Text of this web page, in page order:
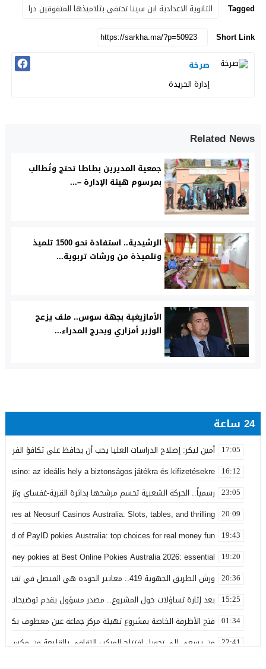
Tagged
التانوية الاعدادية ابن سينا تحتفي بثلاميذها المتفوقين درا
Short Link
صرخة
إدارة الحريدة
Related News
جمعية المديرين بطاطا تحتج وتُطالب
بمرسوم هيئة الإدارة –...
الرشيدية.. استفادة نحو 1500 تلميذ
وتلميذة من ورشات تربوية...
الأمازيغية بجهة سوس.. ملف يزعج
الوزير أمزاري ويحرج المدراء...
24 ساعة
17:05 أمين ليكر: إصلاح الدراسات العليا يجب أن يحافظ على تكافؤ الفرص
16:12
Casino: az ideális hely a biztonságos játékra és kifizetésekre
23:05 رسمياً.. الحركة الشعبية تحسم مرشحها بدائرة القرية-غفساي
20:09
at Neosurf Casinos Australia: Slots, tables, and thrilling
19:43
of PayID pokies Australia: top choices for real money fun
19:20
pokies at Best Online Pokies Australia 2026: essential
20:36 ورش الطريق الجهوية 419.. معايير الجودة هي الفيصل في تقييم مشاريع البنية التحتية
15:25 بعد إثارة تساؤلات حول المشروع.. مصدر مسؤول يقدم توضيحات
01:34 فتح الأظرفة الخاصة بمشروع تهيئة مركز جماعة عين معطوف بكلفة تناهز 22.86
22:41 من يسعى إلى تحويل افتتاح المركب الثقافي بالقليعة من مكسب